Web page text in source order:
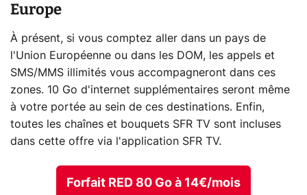
Europe
À présent, si vous comptez aller dans un pays de
l'Union Européenne ou dans les DOM, les appels et
SMS/MMS illimités vous accompagneront dans ces
zones. 10 Go d'internet supplémentaires seront même
à votre portée au sein de ces destinations. Enfin,
toutes les chaînes et bouquets SFR TV sont incluses
dans cette offre via l'application SFR TV.
Forfait RED 80 Go à 14€/mois